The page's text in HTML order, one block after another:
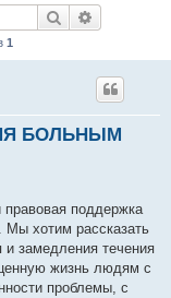
Поиск
1
БОЛЬНЫМ
поддержка
хотим рассказать
и замедления течения
жизнь людям с
проблемы, с